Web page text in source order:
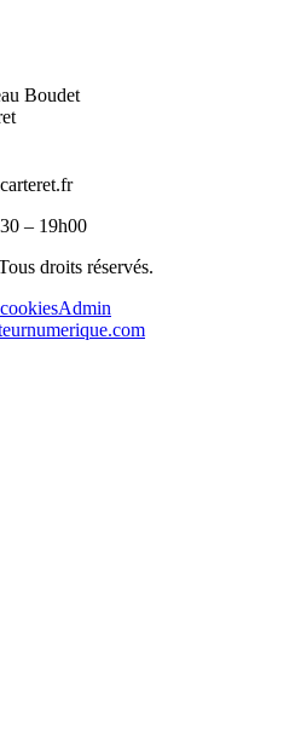
Boudet
– 19h00
droits réservés.
Admin